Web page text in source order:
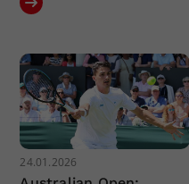
24.01.2026